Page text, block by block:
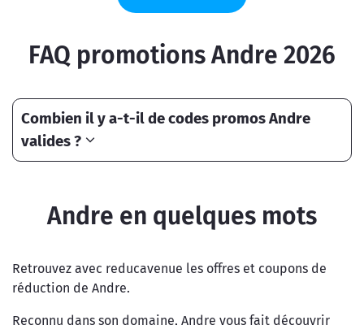
FAQ promotions Andre 2026
Combien il y a-t-il de codes promos Andre
valides ?
Andre en quelques mots
Retrouvez avec reducavenue les offres et coupons de
réduction de Andre.
Reconnu dans son domaine, Andre vous fait découvrir